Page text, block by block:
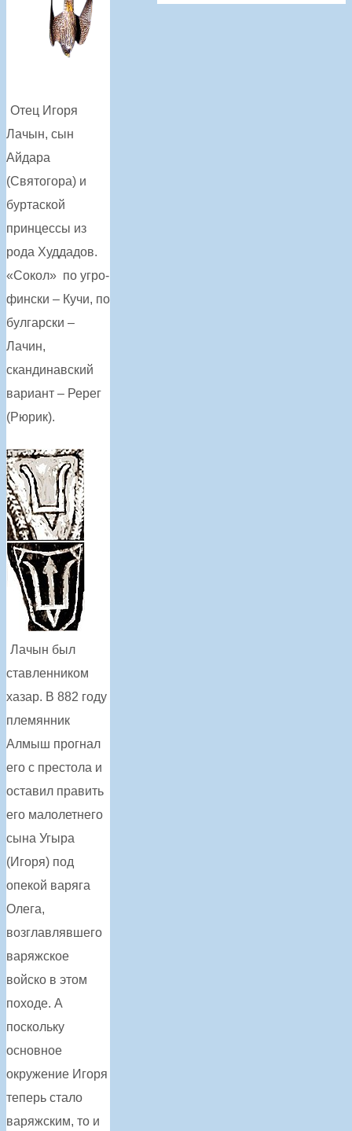
Отец Игоря
Лачын, сын
Айдара
(Святогора) и
буртаской
принцессы из
рода Худдадов.
«Сокол» по угро-
фински – Кучи, по
булгарски –
Лачин,
скандинавский
вариант – Ререг
(Рюрик).
Лачын был
ставленником
хазар. В 882 году
племянник
Алмыш прогнал
его с престола и
оставил править
его малолетнего
сына Угыра
(Игоря) под
опекой варяга
Олега,
возглавлявшего
варяжское
войско в этом
походе. А
поскольку
основное
окружение Игоря
теперь стало
варяжским, то и